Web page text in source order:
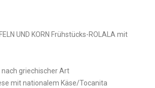
UND KORN Frühstücks-ROLALA mit
griechischer Art
mit nationalem Käse/Tocanita